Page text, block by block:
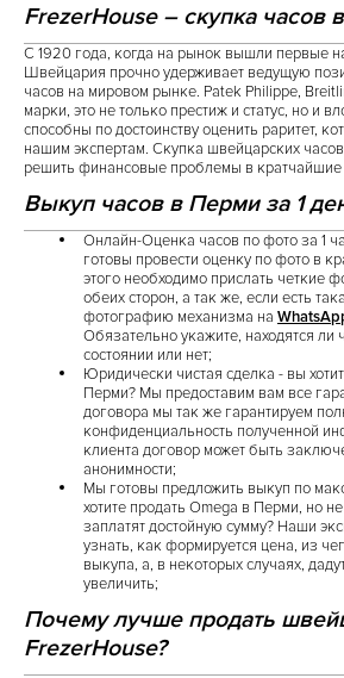
FrezerHouse – скупка часов
С 1920 года, когда на рынок вышли первые
Швейцария прочно удерживает ведущую
часов на мировом рынке. Patek Philippe,
марки, это не только престиж и статус, но и
способны по достоинству оценить раритет,
нашим экспертам. Скупка швейцарских
решить финансовые проблемы в кратчайшие
Выкуп часов в Перми за 1
Онлайн-Оценка часов по фото за 1
готовы провести оценку по фото в
этого необходимо прислать четкие
обеих сторон, а так же, если есть
фотографию механизма на
Обязательно укажите, находятся ли
состоянии или нет;
Юридически чистая сделка - вы
Перми? Мы предоставим вам все
договора мы так же гарантируем
конфиденциальность полученной
клиента договор может быть
анонимности;
Мы готовы предложить выкуп по
хотите продать Omega в Перми, но
заплатят достойную сумму? Наши
узнать, как формируется цена, из
выкупа, а, в некоторых случаях,
увеличить;
Почему лучше продать
FrezerHouse?